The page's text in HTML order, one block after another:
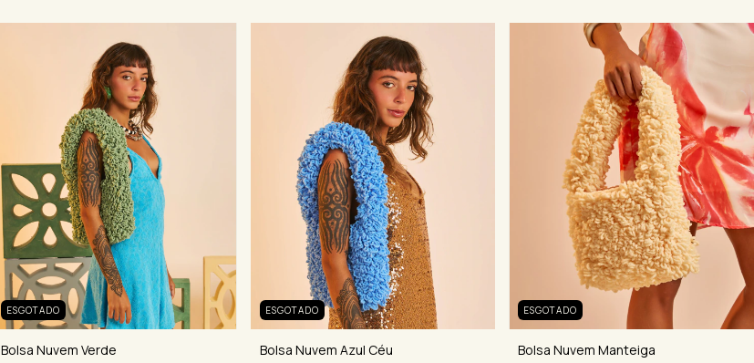
ESGOTADO
Bolsa Nuvem Verde
ESGOTADO
Bolsa Nuvem Azul Céu
ESGOTADO
Bolsa Nuvem Manteiga